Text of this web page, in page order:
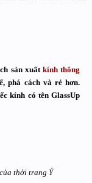
sản xuất kính thông
phá cách và rẻ hơn.
kính có tên GlassUp
thời trang Ý